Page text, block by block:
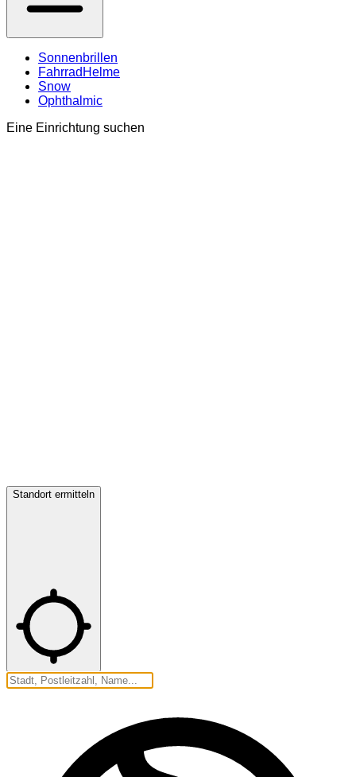
Sonnenbrillen
FahrradHelme
Snow
Ophthalmic
Eine Einrichtung suchen
Standort ermitteln